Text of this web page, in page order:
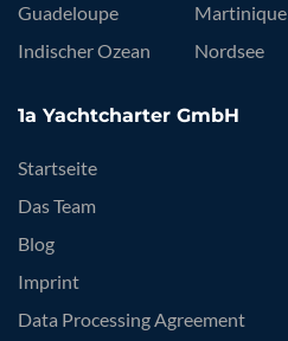
Guadeloupe
Indischer Ozean
Martinique
Nordsee
1a Yachtcharter GmbH
Startseite
Das Team
Blog
Imprint
Data Processing Agreement